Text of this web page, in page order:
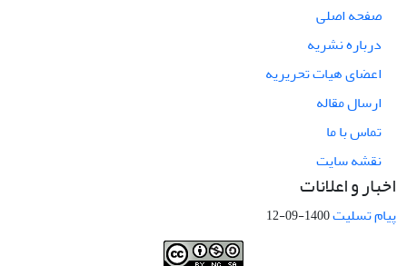
صفحه اصلی
درباره نشریه
اعضای هیات تحریریه
ارسال مقاله
تماس با ما
نقشه سایت
اخبار و اعلانات
پیام تسلیت1400-09-12